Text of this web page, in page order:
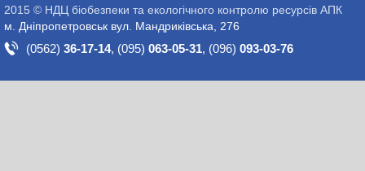
2015 © НДЦ біобезпеки та екологічного контролю ресурсів АПК
м. Дніпропетровськ вул. Мандриківська, 276
(0562) 36-17-14, (095) 063-05-31, (096) 093-03-76